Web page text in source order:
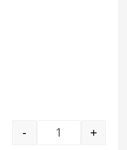
Quantity
- +